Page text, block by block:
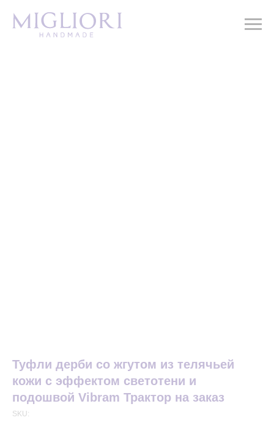
Туфли дерби со жгутом из телячьей
кожи с эффектом светотени и
подошвой Vibram Трактор на заказ
SKU: